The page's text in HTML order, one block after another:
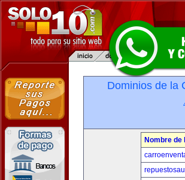
Dominios de la
Nombre de